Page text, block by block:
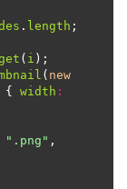
. length
( i
( new
{ width :
".png"